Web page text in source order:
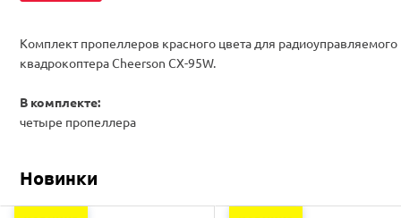
Комплект пропеллеров красного цвета для радиоуправляемого
квадрокоптера Cheerson CX-95W.
В комплекте:
четыре пропеллера
Новинки